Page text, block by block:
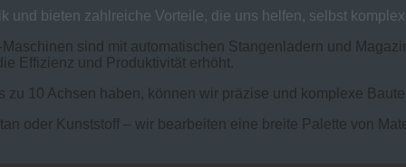
und bieten zahlreiche Vorteile, die uns helfen, selbst
sind mit automatischen Stangenladern und
Effizienz und Produktivität erhöht.
zu 10 Achsen haben, können wir präzise und komplexe
oder Kunststoff – wir bearbeiten eine breite Palette von